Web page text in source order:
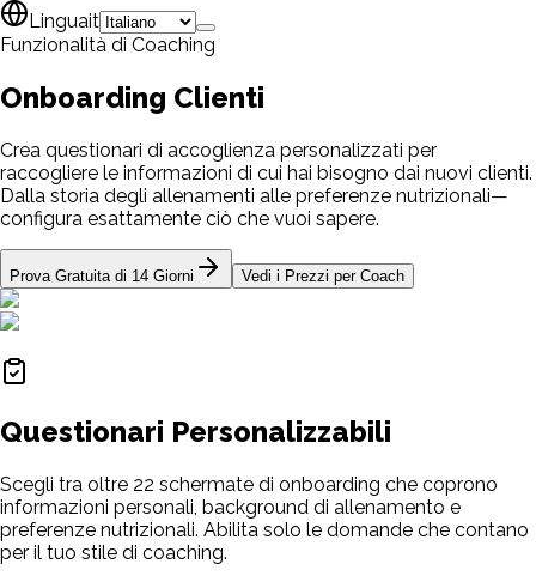
Linguait
Funzionalità di Coaching
Onboarding Clienti
Crea questionari di accoglienza personalizzati per
raccogliere le informazioni di cui hai bisogno dai nuovi clienti.
Dalla storia degli allenamenti alle preferenze nutrizionali—
configura esattamente ciò che vuoi sapere.
Prova Gratuita di 14 Giorni Vedi i Prezzi per Coach
Questionari Personalizzabili
Scegli tra oltre 22 schermate di onboarding che coprono
informazioni personali, background di allenamento e
preferenze nutrizionali. Abilita solo le domande che contano
per il tuo stile di coaching.